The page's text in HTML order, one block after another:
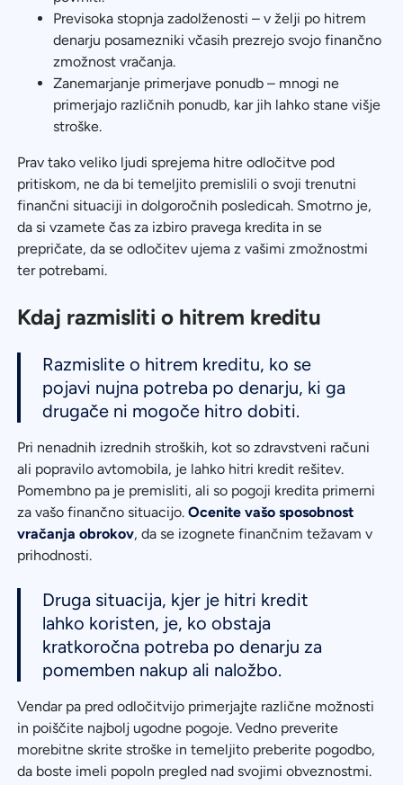
Previsoka stopnja zadolženosti – v želji po hitrem
denarju posamezniki včasih prezrejo svojo finančno
zmožnost vračanja.
Zanemarjanje primerjave ponudb – mnogi ne
primerjajo različnih ponudb, kar jih lahko stane višje
stroške.
Prav tako veliko ljudi sprejema hitre odločitve pod
pritiskom, ne da bi temeljito premislili o svoji trenutni
finančni situaciji in dolgoročnih posledicah. Smotrno je,
da si vzamete čas za izbiro pravega kredita in se
prepričate, da se odločitev ujema z vašimi zmožnostmi
ter potrebami.
Kdaj razmisliti o hitrem kreditu
Razmislite o hitrem kreditu, ko se
pojavi nujna potreba po denarju, ki ga
drugače ni mogoče hitro dobiti.
Pri nenadnih izrednih stroških, kot so zdravstveni računi
ali popravilo avtomobila, je lahko hitri kredit rešitev.
Pomembno pa je premisliti, ali so pogoji kredita primerni
za vašo finančno situacijo.Ocenite vašo sposobnost
vračanja obrokov, da se izognete finančnim težavam v
prihodnosti.
Druga situacija, kjer je hitri kredit
lahko koristen, je, ko obstaja
kratkoročna potreba po denarju za
pomemben nakup ali naložbo.
Vendar pa pred odločitvijo primerjajte različne možnosti
in poiščite najbolj ugodne pogoje. Vedno preverite
morebitne skrite stroške in temeljito preberite pogodbo,
da boste imeli popoln pregled nad svojimi obveznostmi.